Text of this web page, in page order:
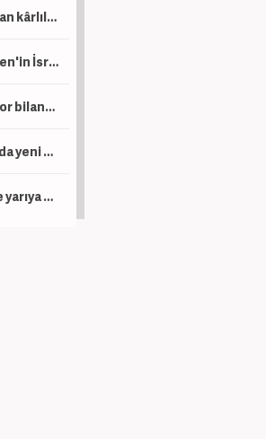
Geçen yılı dörde katlayan kârlılık! Tüpraş 6 ayda 49,8 milyar TL kâr açıkladı
Almanlardan Volkswagen'in İsrailli Rafael ile üretim planına tepki
Savunma devinden rekor bilanço! 6 aylık net kâr 14,4 milyar lirayı aştı
Ege'nin lojistik kapısında yeni dönem: İzmir Limanı modernizasyonla devleşecek
Şeftali fiyatları 1 günde yarıya düştü